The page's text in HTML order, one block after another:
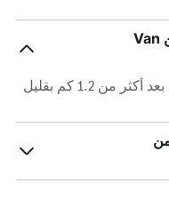
كم يبعد ذا سوشيال هاب إيند هوفن عن Van
يقع Van Abbemuseum المشهور على بعد أكثر من 1.2 كم بقليل